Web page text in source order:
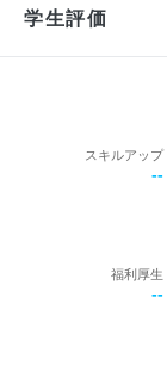
学生評価
福利厚生
--
スキルアップ
--